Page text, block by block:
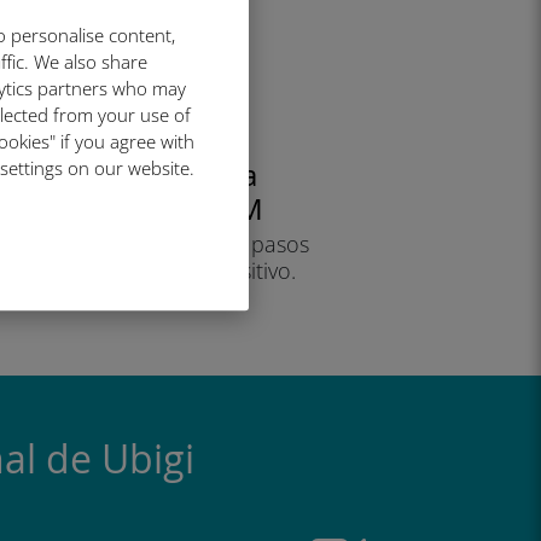
personalise content,
We also share
partners who may
from your use of
if you agree with
on our website.Instala
tu eSIM
siguiendo los pasos
en tu dispositivo.
de Ubigi